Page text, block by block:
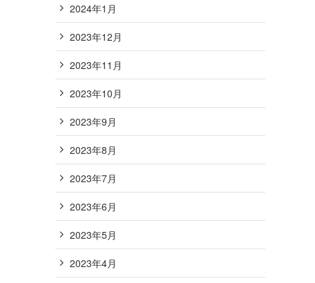
2024年1月
2023年12月
2023年11月
2023年10月
2023年9月
2023年8月
2023年7月
2023年6月
2023年5月
2023年4月